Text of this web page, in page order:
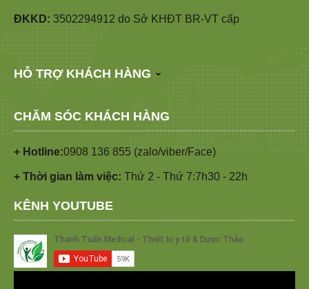
ĐKKD: 3502294912 do Sở KHĐT BR-VT cấp
HỖ TRỢ KHÁCH HÀNG
CHĂM SÓC KHÁCH HÀNG
+ Hotline:0908 136 855 (zalo/viber/Face)
+ Thời gian làm việc: Thứ 2 - Thứ 7:7h30 - 22h
KÊNH YOUTUBE